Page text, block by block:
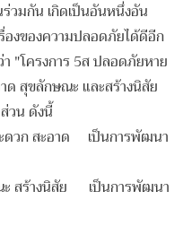
วมกัน เกิดเป็นอันหนึ่งอัน
องของความปลอดภัยได้ดีอีก
"โครงการ 5ส ปลอดภัยหาย
ด สุขลักษณะ และสร้างนิสัย
วน ดังนี้
ดวก สะอาด เป็นการพัฒนา
ะ สร้างนิสัย เป็นการพัฒนา